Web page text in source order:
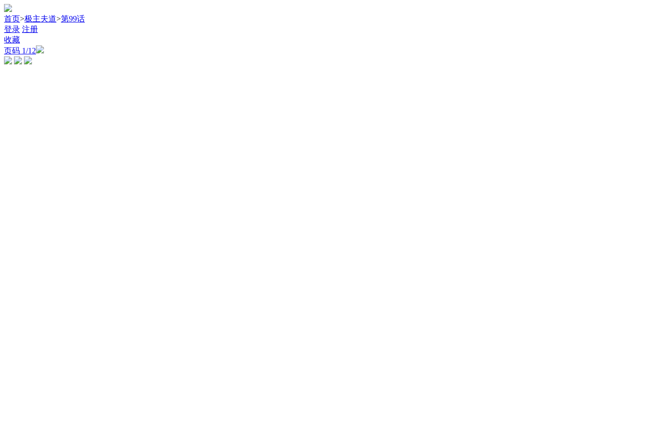
首页>极主夫道>第99话
登录 注册
收藏
页码 1/12